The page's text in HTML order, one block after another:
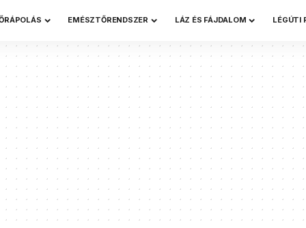
EMÉSZTŐRENDSZER LÁZ ÉS FÁJDALOM LÉGÚTI